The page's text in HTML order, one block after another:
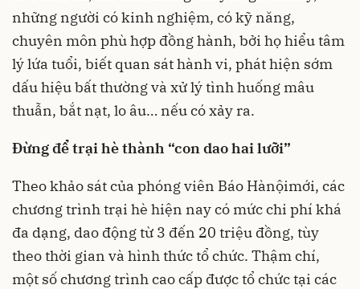
những người có kinh nghiệm, có kỹ năng,
chuyên môn phù hợp đồng hành, bởi họ hiểu tâm
lý lứa tuổi, biết quan sát hành vi, phát hiện sớm
dấu hiệu bất thường và xử lý tình huống mâu
thuẫn, bắt nạt, lo âu… nếu có xảy ra.
Đừng để trại hè thành “con dao hai lưỡi”
Theo khảo sát của phóng viên Báo Hànộimới, các
chương trình trại hè hiện nay có mức chi phí khá
đa dạng, dao động từ 3 đến 20 triệu đồng, tùy
theo thời gian và hình thức tổ chức. Thậm chí,
một số chương trình cao cấp được tổ chức tại các